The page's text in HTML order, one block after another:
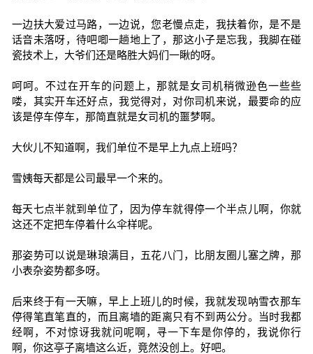
一边扶大爱过马路，一边说，您老慢点走，我扶着你，是不是
话音未落呀，待吧唧一趟地上了，那这小子是忘我，我脚在碰
瓷技术上，大爷们还是略胜大妈们一瞅的呀。
呵呵。不过在开车的问题上，那就是女司机稍微逊色一些些
喽，其实开车还好点，我觉得对，对你司机来说，最要命的应
该是停车停车，那简直就是女司机的噩梦啊。
大伙儿不知道啊，我们单位不是早上九点上班吗？
雪姨每天都是公司最早一个来的。
每天七点半就到单位了，因为停车就得停一个半点儿啊，你就
这还不定把车停着什么伞样呢。
那姿势可以说是琳琅满目，五花八门，比朋友圈儿塞之牌，那
小表杂姿势都多呀。
后来终于有一天嘛，早上上班儿的时候，我就发现呐雪衣那车
停得笔直笔直的，而且离墙的距离只有不到两公分。当时我都
经啊，不对惊讶我就问呢啊，寻一下车是你停的，我说你行
啊，你这亭子离墙这么近，竟然没创上。好吧。